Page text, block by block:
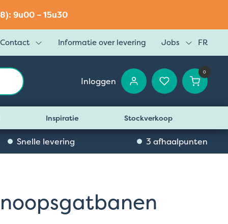
9u00 – 15u30
Contact Informatie over levering Jobs FR
Inloggen
0
Inspiratie Stockverkoop
Snelle levering 3 afhaalpunten